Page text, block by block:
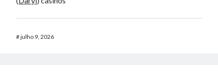
#julho 9, 2026